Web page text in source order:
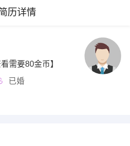
历详情
看需要80金币】
已婚